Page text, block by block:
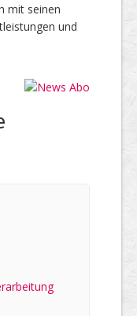
mit seinen
und